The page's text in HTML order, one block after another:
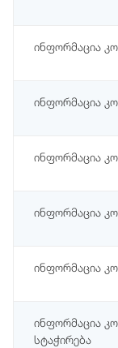
ინფორმაცია
ინფორმაცია
ინფორმაცია
ინფორმაცია
ინფორმაცია
ინფორმაცია
სტაჭირება